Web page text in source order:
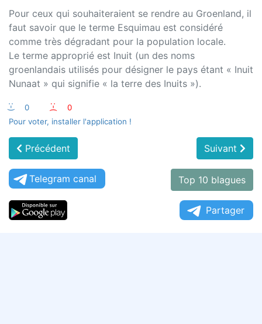
Pour ceux qui souhaiteraient se rendre au Groenland, il
faut savoir que le terme Esquimau est considéré
comme très dégradant pour la population locale.
Le terme approprié est Inuit (un des noms
groenlandais utilisés pour désigner le pays étant « Inuit
Nunaat » qui signifie « la terre des Inuits »).
:-) 0 :-(
0
Pour voter, installer l'application !
Précédent Suivant
Telegram canal Top 10 blagues
Partager